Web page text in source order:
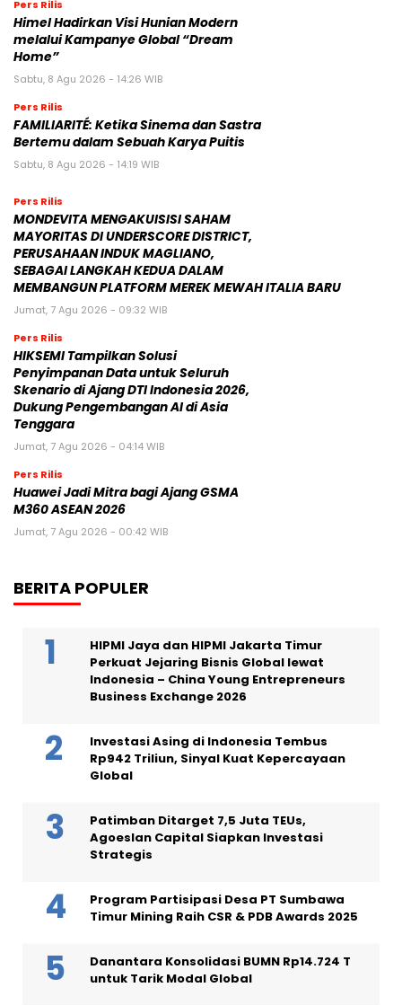
Pers Rilis
Himel Hadirkan Visi Hunian Modern
melalui Kampanye Global “Dream
Home”
Sabtu, 8 Agu 2026 - 14:26 WIB
Pers Rilis
FAMILIARITÉ: Ketika Sinema dan Sastra
Bertemu dalam Sebuah Karya Puitis
Sabtu, 8 Agu 2026 - 14:19 WIB
Pers Rilis
MONDEVITA MENGAKUISISI SAHAM
MAYORITAS DI UNDERSCORE DISTRICT,
PERUSAHAAN INDUK MAGLIANO,
SEBAGAI LANGKAH KEDUA DALAM
MEMBANGUN PLATFORM MEREK MEWAH ITALIA BARU
Jumat, 7 Agu 2026 - 09:32 WIB
Pers Rilis
HIKSEMI Tampilkan Solusi
Penyimpanan Data untuk Seluruh
Skenario di Ajang DTI Indonesia 2026,
Dukung Pengembangan AI di Asia
Tenggara
Jumat, 7 Agu 2026 - 04:14 WIB
Pers Rilis
Huawei Jadi Mitra bagi Ajang GSMA
M360 ASEAN 2026
Jumat, 7 Agu 2026 - 00:42 WIB
BERITA POPULER
HIPMI Jaya dan HIPMI Jakarta Timur
Perkuat Jejaring Bisnis Global lewat
Indonesia – China Young Entrepreneurs
Business Exchange 2026
Investasi Asing di Indonesia Tembus
Rp942 Triliun, Sinyal Kuat Kepercayaan
Global
Patimban Ditarget 7,5 Juta TEUs,
Agoeslan Capital Siapkan Investasi
Strategis
Program Partisipasi Desa PT Sumbawa
Timur Mining Raih CSR & PDB Awards 2025
Danantara Konsolidasi BUMN Rp14.724 T
untuk Tarik Modal Global